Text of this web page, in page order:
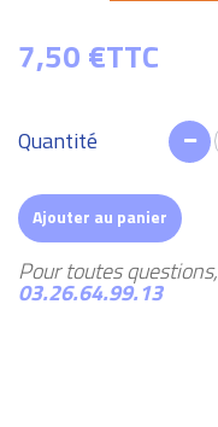
7,50 €TTC
Quantité
Ajouter au panier
Pour toutes
03.26.64.99.13